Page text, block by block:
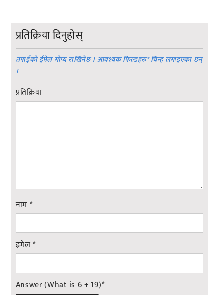
प्रतिक्रिया दिनुहोस्
तपाईको ईमेल गोप्य राखिनेछ । आवश्यक फिल्डहरु*चिन्ह लगाइएका छन्
।
प्रतिक्रिया
नाम *
इमेल*
Answer (What is 6 + 19)*